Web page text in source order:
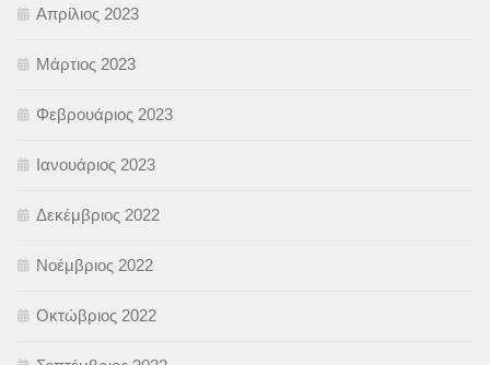
Απρίλιος 2023
Μάρτιος 2023
Φεβρουάριος 2023
Ιανουάριος 2023
Δεκέμβριος 2022
Νοέμβριος 2022
Οκτώβριος 2022